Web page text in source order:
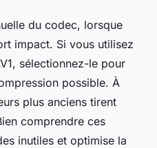
du codec, lorsque
impact. Si vous utilisez
sélectionnez-le pour
possible. À
plus anciens tirent
comprendre ces
inutiles et optimise la